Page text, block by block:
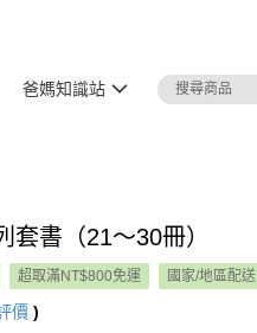
爸媽知識站
套書（21～30冊）
超取滿NT$800免運 國家/地區配送
價 )